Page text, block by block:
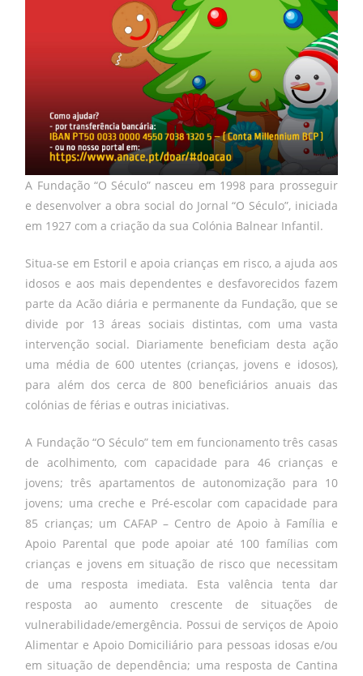
A Fundação “O Século” nasceu em 1998 para prosseguir
e desenvolver a obra social do Jornal “O Século”, iniciada
em 1927 com a criação da sua Colónia Balnear Infantil.
Situa-se em Estoril e apoia crianças em risco, a ajuda aos
idosos e aos mais dependentes e desfavorecidos fazem
parte da Acão diária e permanente da Fundação, que se
divide por 13 áreas sociais distintas, com uma vasta
intervenção social. Diariamente beneficiam desta ação
uma média de 600 utentes (crianças, jovens e idosos),
para além dos cerca de 800 beneficiários anuais das
colónias de férias e outras iniciativas.
A Fundação “O Século” tem em funcionamento três casas
de acolhimento, com capacidade para 46 crianças e
jovens; três apartamentos de autonomização para 10
jovens; uma creche e Pré-escolar com capacidade para
85 crianças; um CAFAP – Centro de Apoio à Família e
Apoio Parental que pode apoiar até 100 famílias com
crianças e jovens em situação de risco que necessitam
de uma resposta imediata. Esta valência tenta dar
resposta ao aumento crescente de situações de
vulnerabilidade/emergência. Possui de serviços de Apoio
Alimentar e Apoio Domiciliário para pessoas idosas e/ou
em situação de dependência; uma resposta de Cantina